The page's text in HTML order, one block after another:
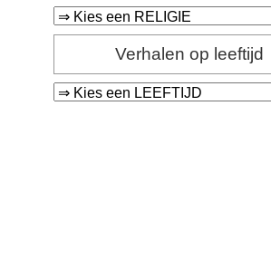
Verhalen op leeftijd